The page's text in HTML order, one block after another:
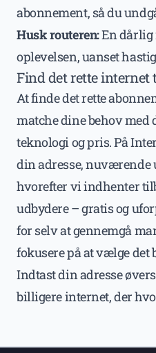
abonnement, så du
Husk routeren:En dårlig
oplevelsen, uanset
Find det rette internet
At finde det rette
matche dine behov med
teknologi og pris. På
din adresse, nuværende
hvorefter vi indhenter
udbydere – gratis og
for selv at gennemgå
fokusere på at vælge det
Indtast din adresse
billigere internet, der